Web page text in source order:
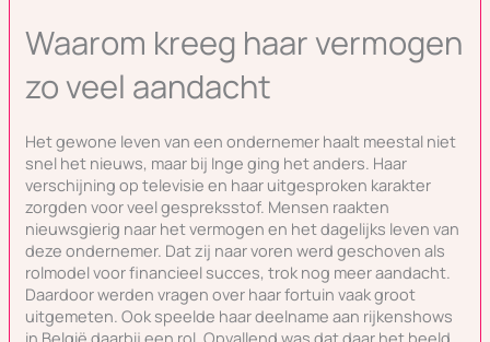
Waarom kreeg haar vermogen
zo veel aandacht
Het gewone leven van een ondernemer haalt meestal niet
snel het nieuws, maar bij Inge ging het anders. Haar
verschijning op televisie en haar uitgesproken karakter
zorgden voor veel gespreksstof. Mensen raakten
nieuwsgierig naar het vermogen en het dagelijks leven van
deze ondernemer. Dat zij naar voren werd geschoven als
rolmodel voor financieel succes, trok nog meer aandacht.
Daardoor werden vragen over haar fortuin vaak groot
uitgemeten. Ook speelde haar deelname aan rijkenshows